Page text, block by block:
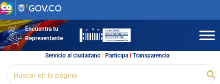
Ir
al
contenidoEncuentra tu
Representante
Servicio al ciudadano l Participal Transparencia
por: